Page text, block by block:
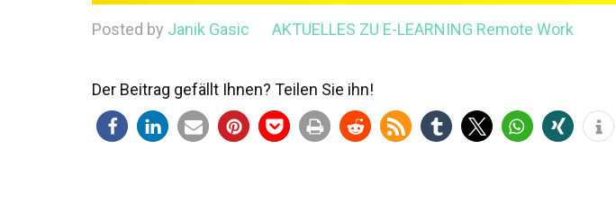
Posted by Janik Gasic AKTUELLES ZU E-LEARNING Remote Work
Der Beitrag gefällt Ihnen? Teilen Sie ihn!